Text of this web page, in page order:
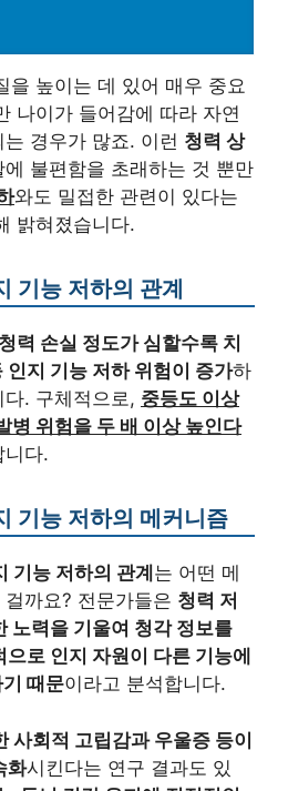
을 높이는 데 있어 매우 중요
나이가 들어감에 따라 자연
경우가 많죠. 이런 청력 상
불편함을 초래하는 것 뿐만
와도 밀접한 관련이 있다는
밝혀졌습니다.
기능 저하의 관계
청력 손실 정도가 심할수록 치
인지 기능 저하 위험이 증가하
. 구체적으로, 중등도 이상
병 위험을 두 배 이상 높인다
니다.
기능 저하의 메커니즘
기능 저하의 관계 는 어떤 메
까요? 전문가들은 청력 저
노력을 기울여 청각 정보를
로 인지 자원이 다른 기능에
때문이라고 분석합니다.
사회적 고립감과 우울증 등이
화시킨다는 연구 결과도 있